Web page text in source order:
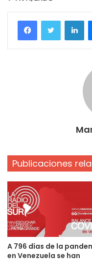
FacebookTwitter
Publicaciones
A 796 días de la
en Venezuela se han